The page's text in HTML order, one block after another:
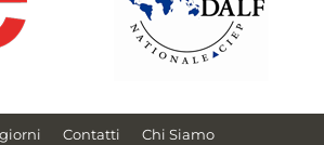
Contatti Chi Siamo